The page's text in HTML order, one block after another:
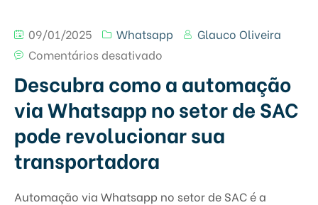
09/01/2025 Whatsapp
Glauco Oliveira
Comentários desativado
Descubra como a automação
via Whatsapp no setor de SAC
pode revolucionar sua
transportadora
Automação via Whatsapp no setor de SAC é a